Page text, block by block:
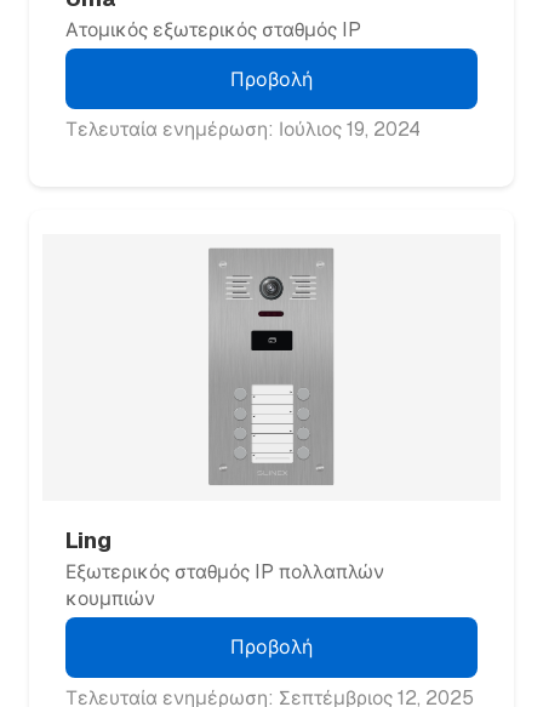
Ατομικός εξωτερικός σταθμός IP
Προβολή
Τελευταία ενημέρωση: Ιούλιος 19, 2024
Ling
Εξωτερικός σταθμός IP πολλαπλών
κουμπιών
Προβολή
Τελευταία ενημέρωση: Σεπτέμβριος 12, 2025